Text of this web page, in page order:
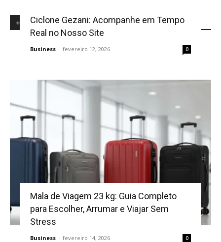
+NOVIDADES
Ciclone Gezani: Acompanhe em Tempo
Real no Nosso Site
Business - fevereiro 12, 2026 0
Mala de Viagem 23 kg: Guia Completo
para Escolher, Arrumar e Viajar Sem
Stress
Business - fevereiro 14, 2026 0